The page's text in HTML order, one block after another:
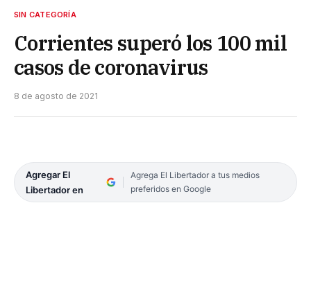
SIN CATEGORÍA
Corrientes superó los 100 mil
casos de coronavirus
8 de agosto de 2021
Agregar El
Libertador en
Agrega El Libertador a tus medios
preferidos en Google